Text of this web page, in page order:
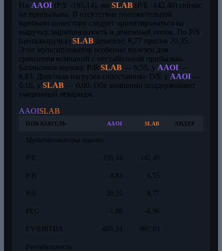
Ни AAOI (P/E -195,14), ни SLAB (P/E -142,49) сейчас
не прибыльны. В отсутствие положительной
прибыли инвестору следует ориентироваться на
выручку, маржинальность и денежный поток. По P/S
(цена/выручка) SLAB дешевле: 8,77 против 20,35.
Этот мультипликатор особенно полезен для
сравнения компаний с нестабильной прибылью.
Балансовая оценка: P/B SLAB — 6,55, у AAOI —
8,83. Долговая нагрузка сопоставима: D/E у AAOI —
0,16, у SLAB — 0,00. Обе компании поддерживают
умеренный леверидж.
AAOISLAB
ПОКАЗАТЕЛЬ AAOI SLAB ЛИДЕР
Мультипликаторы оценки
P/E -195,14 -142,49
P/B 8,83 6,55
P/S 20,35 8,77
PEG -1,80 -0,96
EV/EBITDA -605,24 -897,83
Рентабельность